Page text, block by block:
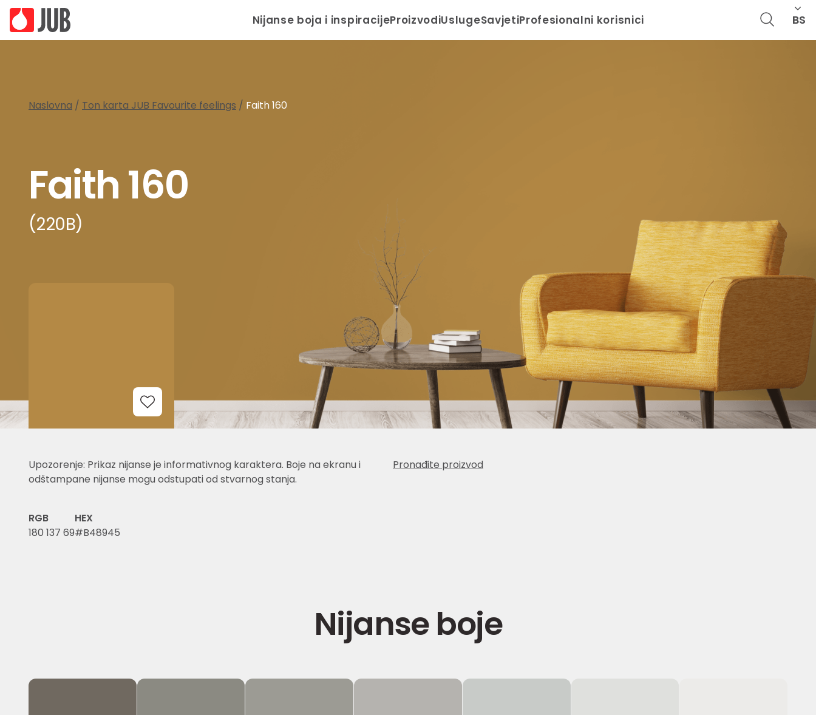
Nijanse boja i inspiracijeProizvodiUslugeSavjetiProfesionalni korisnici BS
Naslovna / Ton karta JUB Favourite feelings / Faith 160
Faith 160
(220B)
Add to Wishlist
Upozorenje: Prikaz nijanse je informativnog karaktera. Boje na ekranu i
odštampane nijanse mogu odstupati od stvarnog stanja.
Pronađite proizvod
RGB
180 137 69
HEX
#B48945
Nijanse boje